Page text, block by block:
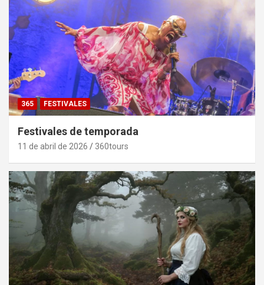
365 FESTIVALES
Festivales de temporada
11 de abril de 2026 360tours